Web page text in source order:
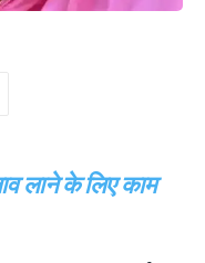
लाने के लिए काम